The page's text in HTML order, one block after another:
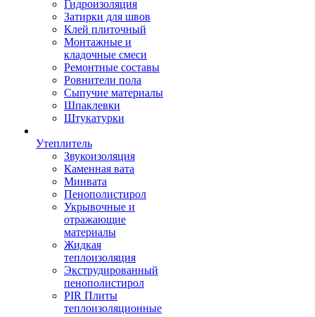
Гидроизоляция
Затирки для швов
Клей плиточный
Монтажные и
кладочные смеси
Ремонтные составы
Ровнители пола
Сыпучие материалы
Шпаклевки
Штукатурки
Утеплитель
Звукоизоляция
Каменная вата
Минвата
Пенополистирол
Укрывочные и
отражающие
материалы
Жидкая
теплоизоляция
Экструдированный
пенополистирол
PIR Плиты
теплоизоляционные